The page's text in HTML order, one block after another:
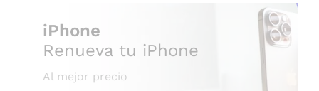
iPhone
Renueva tu iPhone
Al mejor precio